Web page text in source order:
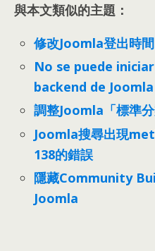
與本文類似的主題：
修改Joomla登出時間
No se puede
backend de
調整Joomla「標準
Joomla搜尋出現
138的錯誤
隱藏Community
Joomla